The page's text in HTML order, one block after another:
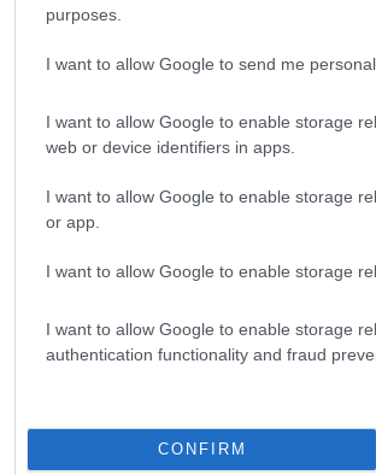
purposes.
I want to allow Google to send me
I want to allow Google to enable storage
web or device identifiers in apps.
I want to allow Google to enable storage
or app.
I want to allow Google to enable storage
I want to allow Google to enable storage
authentication functionality and fraud
CONFIRM